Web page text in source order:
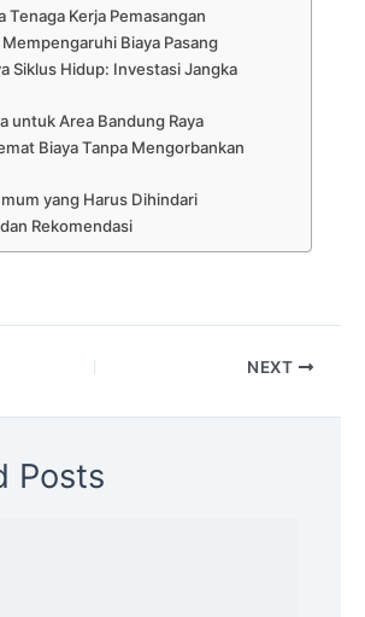
Tenaga Kerja Pemasangan
Biaya Pasang
Siklus Hidup: Investasi Jangka
untuk Area Bandung Raya
Biaya Tanpa Mengorbankan
yang Harus Dihindari
Rekomendasi
NEXT
Posts